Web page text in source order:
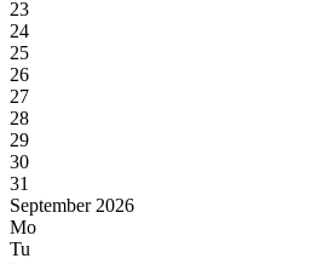
23
24
25
26
27
28
29
30
31
September 2026
Mo
Tu